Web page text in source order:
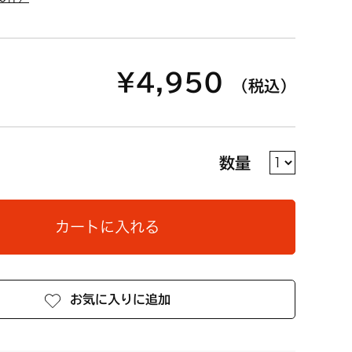
¥4,950 （税込）
数量
カートに入れる
お気に入りに追加